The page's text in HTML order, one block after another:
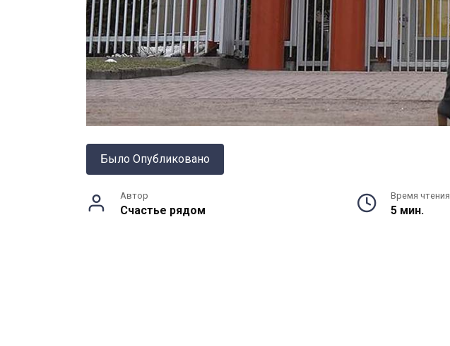
Было Опубликовано
Автор
Счастье рядом
Время чтения
5 мин.